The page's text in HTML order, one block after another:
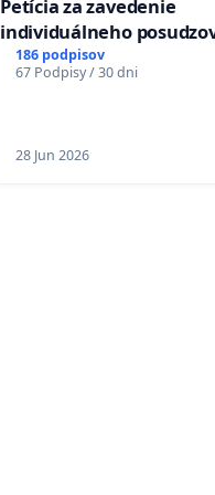
Petícia za zavedenie
individuálneho
zdravotnej spôsobilosti
diabetom 1. a 2. typu pri
186 podpisov
67 Podpisy / 30 dni
28 Jun 2026